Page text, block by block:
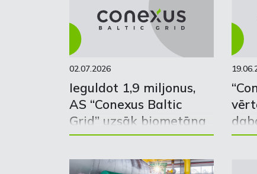
biometāna
02.07.2026
Ieguldot 1,9 miljonus,
AS “Conexus Baltic
Grid” uzsāk biometāna
ievades punkta